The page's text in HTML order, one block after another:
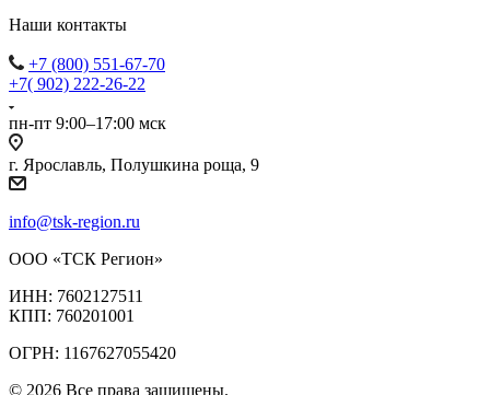
Наши контакты
+7 (800) 551-67-70
+7( 902) 222-26-22
пн-пт 9:00–17:00 мск
г. Ярославль, Полушкина роща, 9
info@tsk-region.ru
ООО «ТСК Регион»
ИНН: 7602127511
КПП: 760201001
ОГРН: 1167627055420
© 2026 Все права защищены.